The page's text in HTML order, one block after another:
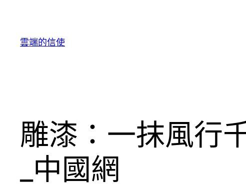
雲端的信使
雕漆：一抹風行
_中國網